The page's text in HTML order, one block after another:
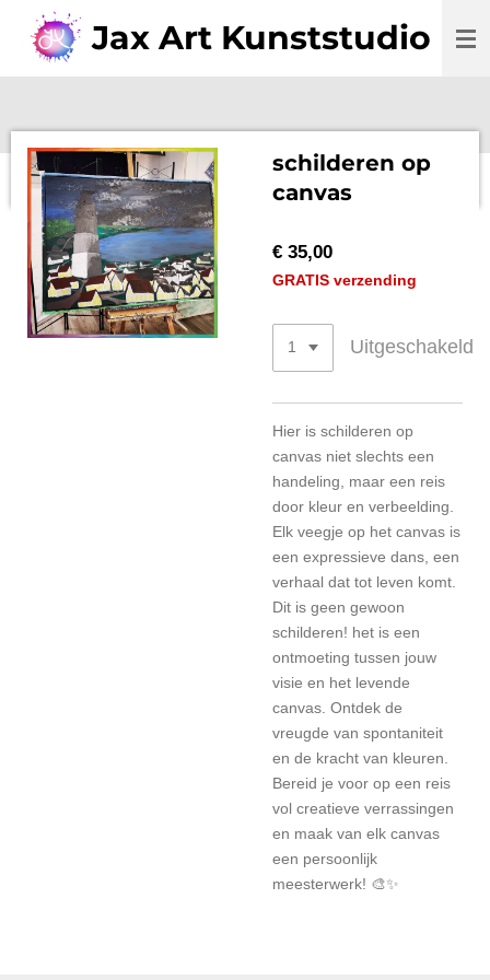
direct
Jax Art Kunststudio
schilderen op
canvas
€ 35,00
GRATIS verzending
Uitgeschakeld
Hier is schilderen op
canvas niet slechts een
handeling, maar een reis
door kleur en verbeelding.
Elk veegje op het canvas is
een expressieve dans, een
verhaal dat tot leven komt.
Dit is geen gewoon
schilderen! het is een
ontmoeting tussen jouw
visie en het levende
canvas. Ontdek de
vreugde van spontaniteit
en de kracht van kleuren.
Bereid je voor op een reis
vol creatieve verrassingen
en maak van elk canvas
een persoonlijk
meesterwerk! 🎨✨